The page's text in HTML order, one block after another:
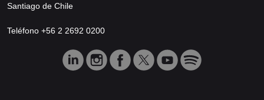
Santiago de Chile
Teléfono +56 2 2692 0200